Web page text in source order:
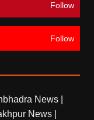
Follow
Follow
News
News